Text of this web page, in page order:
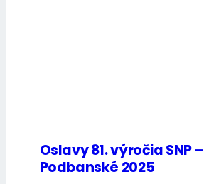
Oslavy 81. výročia SNP –
Podbanské 2025